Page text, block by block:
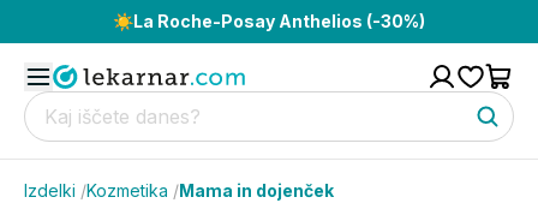
☀️La Roche-Posay Anthelios (-30%)
Izdelki /Kozmetika /Mama in dojenček